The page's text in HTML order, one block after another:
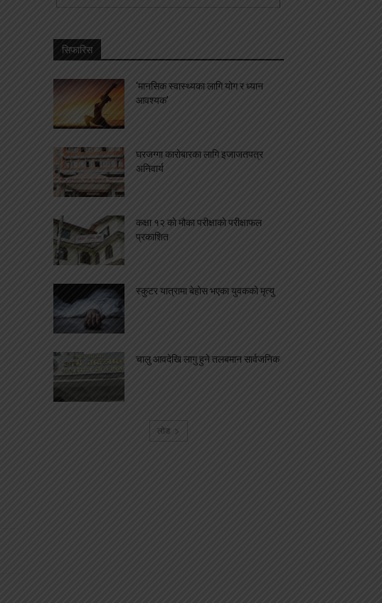
सिफारिस
‘मानसिक स्वास्थ्यका लागि योग र ध्यान
आवश्यक’
घरजग्गा कारोबारका लागि इजाजतपत्र
अनिवार्य
कक्षा १२ को मौका परीक्षाको परीक्षाफल
प्रकाशित
स्कुटर यात्रामा बेहोस भएका युवकको मृत्यु
चालु आवदेखि लागु हुने तलबमान सार्वजनिक
लोड